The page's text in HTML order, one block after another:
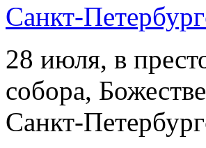
Санкт-
28 июля, в
собора,
Санкт-